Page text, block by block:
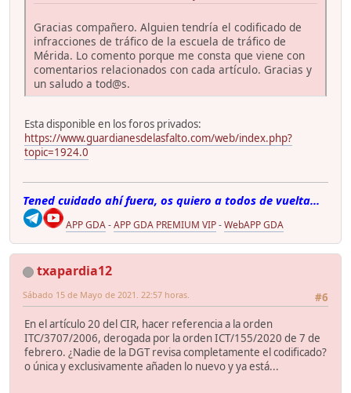
Gracias compañero. Alguien tendría el codificado de
infracciones de tráfico de la escuela de tráfico de
Mérida. Lo comento porque me consta que viene con
comentarios relacionados con cada artículo. Gracias y
un saludo a tod@s.
Esta disponible en los foros privados:
https://www.guardianesdelasfalto.com/web/index.php?
topic=1924.0
Tened cuidado ahí fuera, os quiero a todos de vuelta...
APP GDA-APP GDA PREMIUM VIP-WebAPP GDA
txapardia12
#6
Sábado 15 de Mayo de 2021. 22:57 horas.
En el artículo 20 del CIR, hacer referencia a la orden
ITC/3707/2006, derogada por la orden ICT/155/2020 de 7 de
febrero. ¿Nadie de la DGT revisa completamente el codificado?
o única y exclusivamente añaden lo nuevo y ya está...